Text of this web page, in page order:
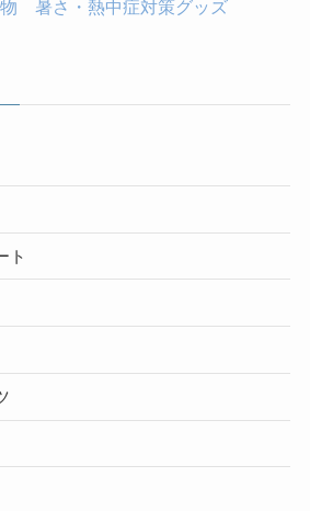
暑さ・熱中症対策グッズ
ト